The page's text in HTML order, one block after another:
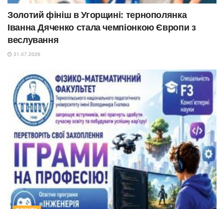
Золотий фініш в Угорщині: тернополянка
Іванна Дяченко стала чемпіонкою Європи з
веслування
31.07.2026